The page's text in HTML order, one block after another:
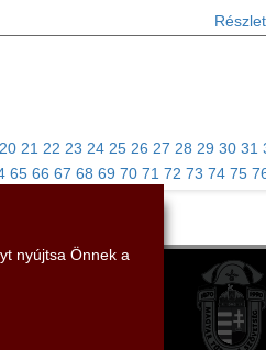
20 21 22 23 24 25 26 27 28 29 30 31
65 66 67 68 69 70 71 72 73 74 75
nyújtsa Önnek a